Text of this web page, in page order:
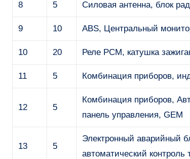
8 5 Силовая антенна, блок
9 10 ABS, Центральный
10 20 Реле PCM, катушка
11 5 Комбинация приборов,
12 5
Комбинация приборов,
панель управления, GEM
13 5
Электронный аварийный
автоматический контроль